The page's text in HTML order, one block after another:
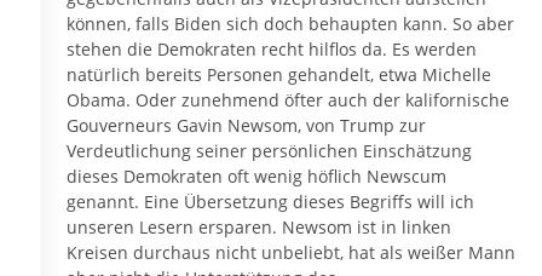
können, falls Biden sich doch behaupten kann. So aber
stehen die Demokraten recht hilflos da. Es werden
natürlich bereits Personen gehandelt, etwa Michelle
Obama. Oder zunehmend öfter auch der kalifornische
Gouverneurs Gavin Newsom, von Trump zur
Verdeutlichung seiner persönlichen Einschätzung
dieses Demokraten oft wenig höflich Newscum
genannt. Eine Übersetzung dieses Begriffs will ich
unseren Lesern ersparen. Newsom ist in linken
Kreisen durchaus nicht unbeliebt, hat als weißer Mann